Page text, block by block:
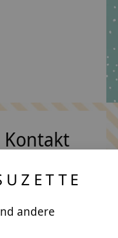
Kontakt
es nicht
andere